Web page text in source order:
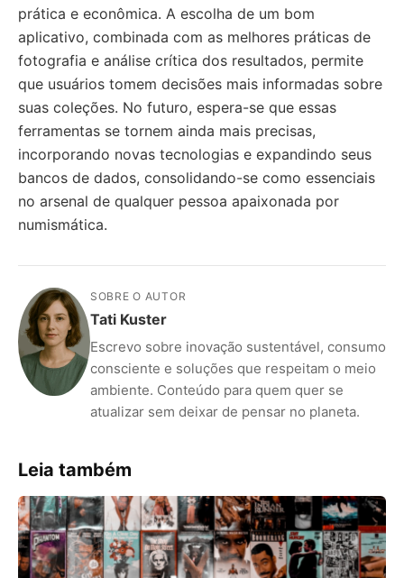
prática e econômica. A escolha de um bom
aplicativo, combinada com as melhores práticas de
fotografia e análise crítica dos resultados, permite
que usuários tomem decisões mais informadas sobre
suas coleções. No futuro, espera-se que essas
ferramentas se tornem ainda mais precisas,
incorporando novas tecnologias e expandindo seus
bancos de dados, consolidando-se como essenciais
no arsenal de qualquer pessoa apaixonada por
numismática.
SOBRE O AUTOR
Tati Kuster
Escrevo sobre inovação sustentável, consumo
consciente e soluções que respeitam o meio
ambiente. Conteúdo para quem quer se
atualizar sem deixar de pensar no planeta.
Leia também